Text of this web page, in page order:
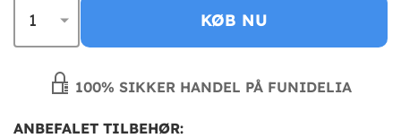
KØB NU
100% SIKKER HANDEL PÅ FUNIDELIA
ANBEFALET TILBEHØR: